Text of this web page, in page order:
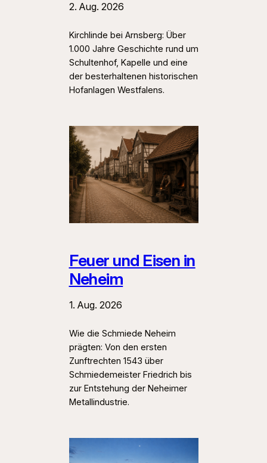
2. Aug. 2026
Kirchlinde bei Arnsberg: Über
1.000 Jahre Geschichte rund um
Schultenhof, Kapelle und eine
der besterhaltenen historischen
Hofanlagen Westfalens.
Feuer und Eisen in
Neheim
1. Aug. 2026
Wie die Schmiede Neheim
prägten: Von den ersten
Zunftrechten 1543 über
Schmiedemeister Friedrich bis
zur Entstehung der Neheimer
Metallindustrie.